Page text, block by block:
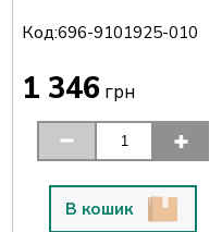
Код:696-9101925-010
1 346 грн
В кошик